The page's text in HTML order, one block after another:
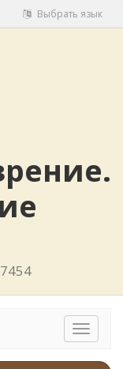
Выбрать язык
Toggle